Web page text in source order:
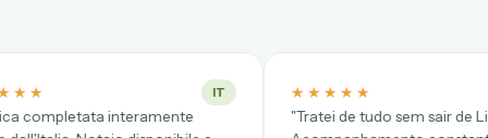
★★★★★
"Tratei de tudo sem sair de Lisboa.